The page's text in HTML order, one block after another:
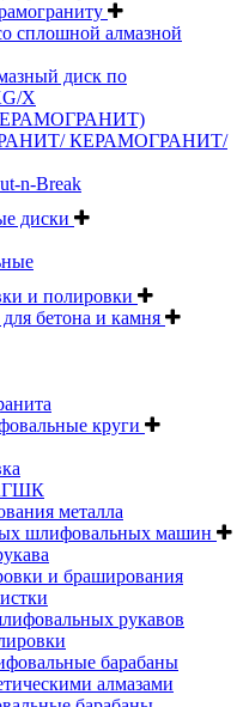
сплошной алмазной
диск по
X
КЕРАМОГРАНИТ/
n-Break
диски
и полировки
бетона и камня
круги
металла
шлифовальных машин
и браширования
рукавов
барабаны
алмазами